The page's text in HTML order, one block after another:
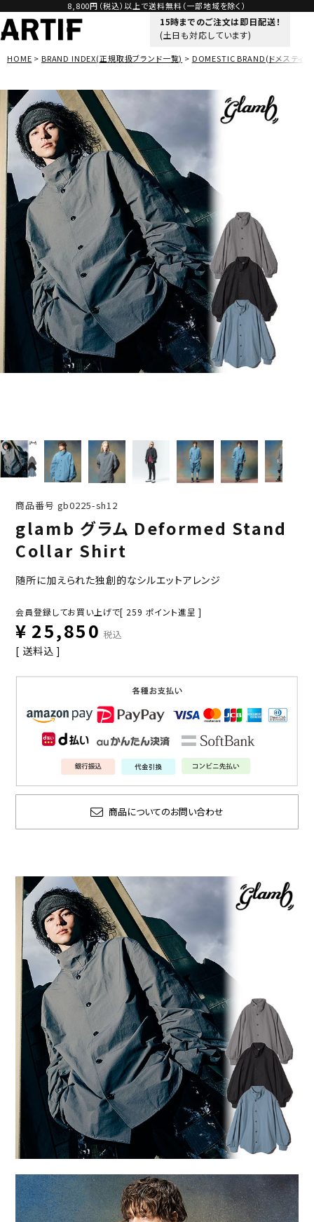
8,800円（税込）以上で送料無料（一部地域を除く）
15時までのご注文は即日配送！
(土日も対応しています)
HOME BRAND INDEX(正規取扱ブランド一覧) DOMESTIC BRAND(ドメスティッ
商品番号 gb0225-sh12
glamb グラム Deformed Stand
Collar Shirt
随所に加えられた独創的なシルエットアレンジ
会員登録してお買い上げで[ 259 ポイント進呈 ]
¥ 25,850 税込
送料込
商品についてのお問い合わせ